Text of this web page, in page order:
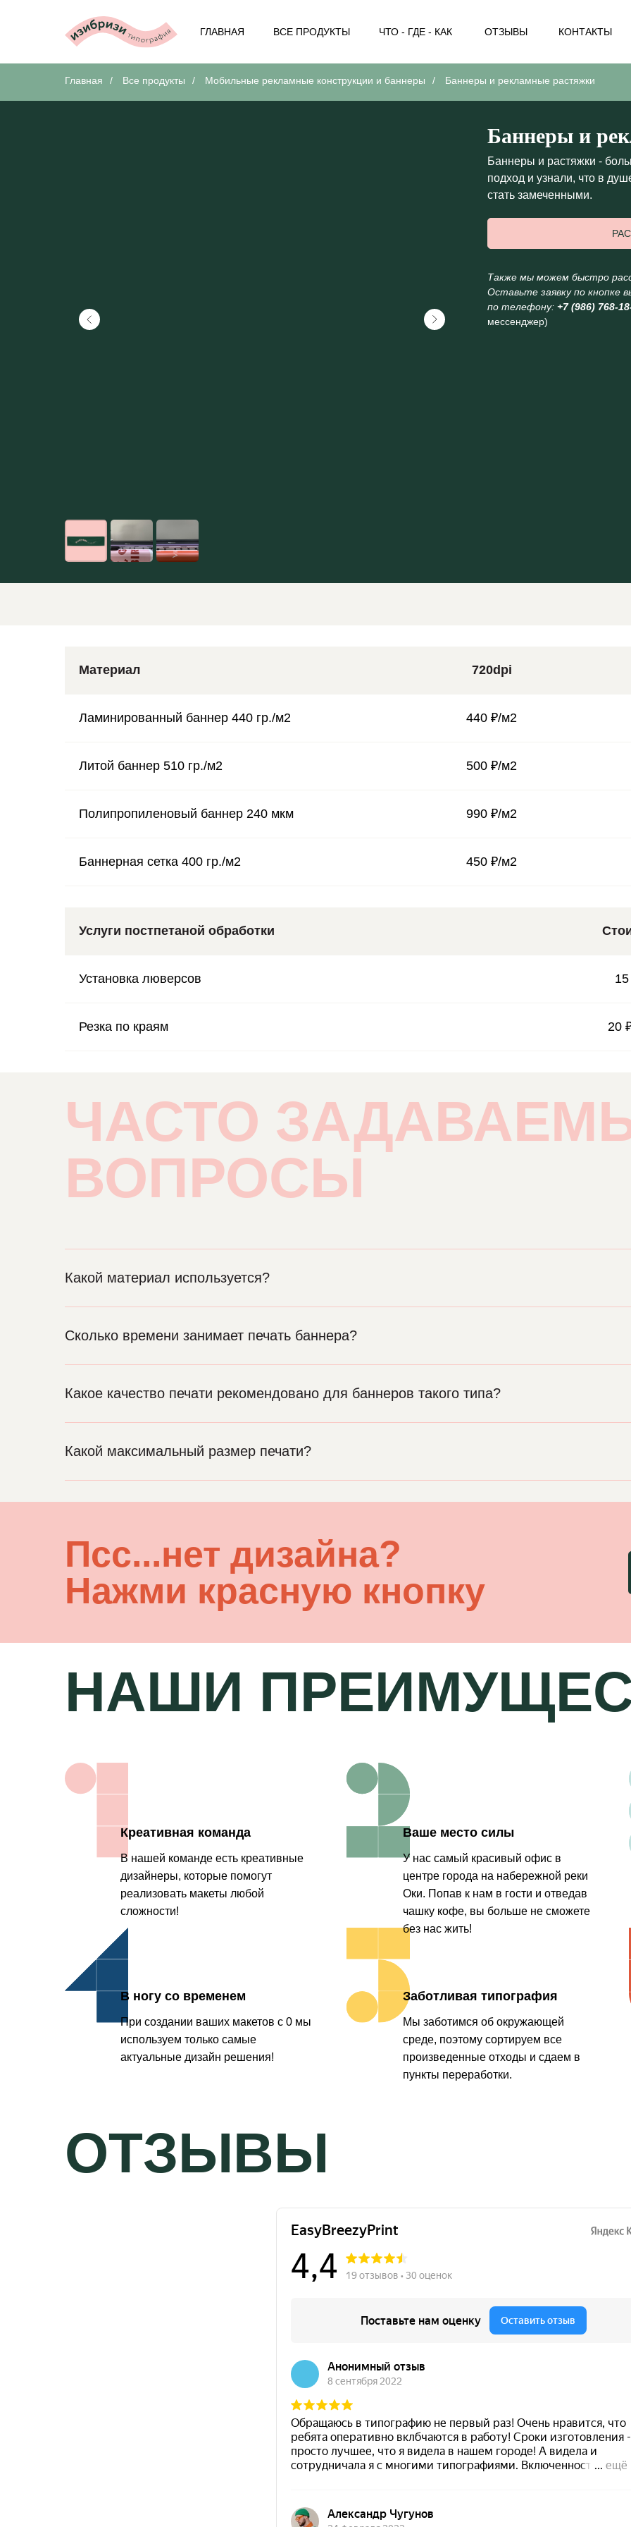
ГЛАВНАЯ ВСЕ ПРОДУКТЫ ЧТО - ГДЕ - КАК КОНТАКТЫ
ОТЗЫВЫ
МЕНЮ
Главная / Все продукты / Мобильные рекламные конструкции и баннеры / Баннеры и рекламные растяжки
Баннеры и
Баннеры и растяжки -
подход и узнали, что в
стать замеченными.
Также мы можем быстро
Оставьте заявку по кнопке
по телефону: +7 (986) 768-
мессенджер)
Материал 720dpi
Ламинированный баннер 440 гр./м2 440 ₽/м2
Литой баннер 510 гр./м2 500 ₽/м2
Полипропиленовый баннер 240 мкм 990 ₽/м2
Баннерная сетка 400 гр./м2 450 ₽/м2
Услуги постпетаной обработки
Установка люверсов
Резка по краям 20
ЧАСТО
ВОПРОСЫ
Какой материал используется?
Сколько времени занимает печать баннера?
Какое качество печати рекомендовано для баннеров такого типа?
Какой максимальный размер печати?
Пcc...нет дизайна?
Нажми красную кнопку
В нашей команде есть креативные
дизайнеры, которые помогут
реализовать макеты любой
сложности!
Креативная команда
У нас самый красивый офис в
центре города на набережной реки
Оки. Попав к нам в гости и отведав
чашку кофе, вы больше не сможете
без нас жить!
Ваше место силы
При создании ваших макетов с 0 мы
используем только самые
актуальные дизайн решения!
В ногу со временем
Мы заботимся об окружающей
среде, поэтому сортируем все
произведенные отходы и сдаем в
пункты переработки.
Заботливая типография
НАШИ
ОТЗЫВЫ